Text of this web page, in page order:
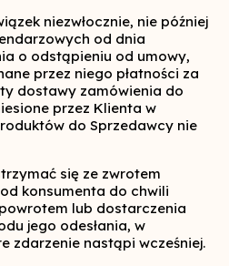
niezwłocznie, nie później
od dnia
o odstąpieniu od umowy,
przez niego płatności za
dostawy zamówienia do
przez Klienta w
do Sprzedawcy nie
się ze zwrotem
konsumenta do chwili
lub dostarczenia
jego odesłania, w
zdarzenie nastąpi wcześniej.